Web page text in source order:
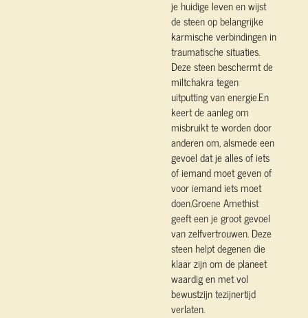
je huidige leven en wijst
de steen op belangrijke
karmische verbindingen in
traumatische situaties.
Deze steen beschermt de
miltchakra tegen
uitputting van energie.En
keert de aanleg om
misbruikt te worden door
anderen om, alsmede een
gevoel dat je alles of iets
of iemand moet geven of
voor iemand iets moet
doen.Groene Amethist
geeft een je groot gevoel
van zelfvertrouwen. Deze
steen helpt degenen die
klaar zijn om de planeet
waardig en met vol
bewustzijn tezijnertijd
verlaten.